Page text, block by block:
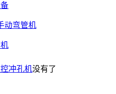
冲孔机没有了